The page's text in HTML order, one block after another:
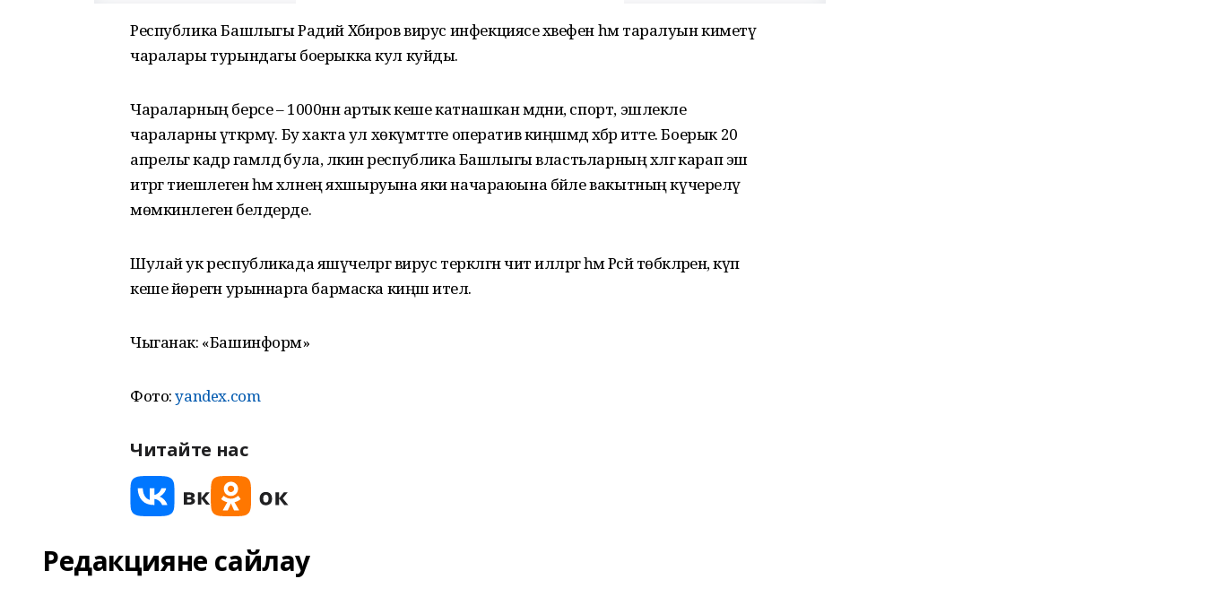
Республика Башлыгы Радий Хәбиров вирус инфекциясе хәвефен һәм таралуын киметү
чаралары турындагы боерыкка кул куйды.
Чараларның берсе – 1000нән артык кеше катнашкан мәдәни, спорт, эшлекле
чараларны үткәрмәү. Бу хакта ул хөкүмәттәге оператив киңәшмәдә хәбәр итте. Боерык 20
апрельгә кадәр гамәлдә була, ләкин республика Башлыгы властьларның хәлгә карап эш
итәргә тиешлеген һәм хәлнең яхшыруына яки начараюына бәйле вакытның күчерелү
мөмкинлеген белдерде.
Шулай ук республикада яшәүчеләргә вирус теркәлгән чит илләргә һәм Рәсәй төбәкләренә, күп
кеше йөрегән урыннарга бармаска киңәш ителә.
Чыганак: «Башинформ»
Фото:yandex.com
Читайте нас
Редакцияне сайлау